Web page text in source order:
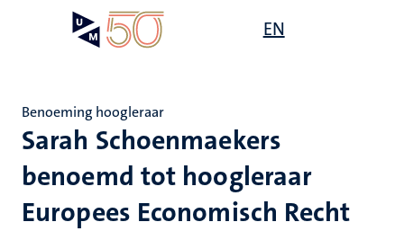
EN
Sarah Schoenmaekers
benoemd tot hoogleraar
Europees Economisch Recht
Benoeming hoogleraar